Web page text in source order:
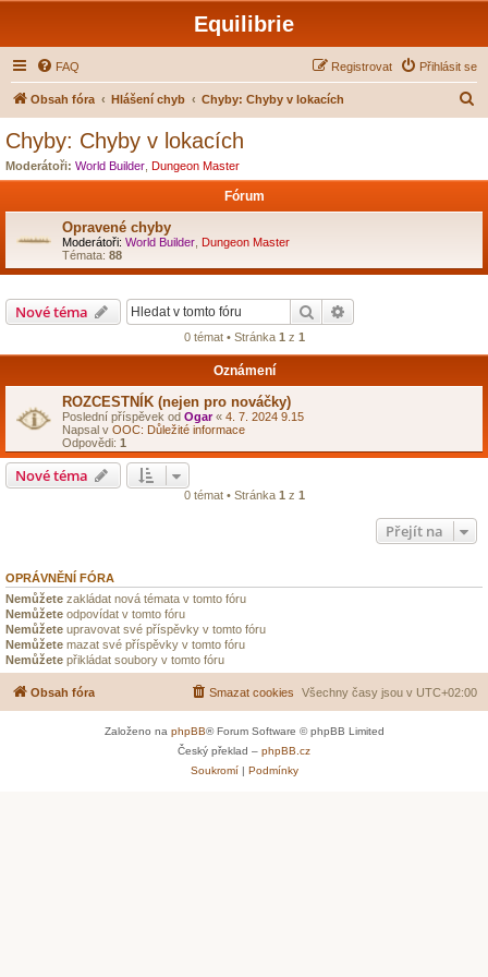
Equilibrie
FAQ Přihlásit se
Registrovat
Obsah fóra Hlášení chyb Chyby: Chyby v lokacích
Chyby: Chyby v lokacích
Moderátoři: World Builder Dungeon Master
Fórum
Opravené chyby
Moderátoři: World Builder Dungeon Master
Témata: 88
Nové téma Hledat
0 témat • Stránka 1 z 1
Oznámení
ROZCESTNÍK (nejen pro nováčky)
Poslední příspěvek od Ogar« 4. 7. 2024 9.15
Napsal v OOC: Důležité informace
Odpovědi: 1
Nové téma
0 témat • Stránka 1 z 1
Přejít na
OPRÁVNĚNÍ FÓRA
Nemůžete zakládat nová témata v tomto fóru
Nemůžete odpovídat v tomto fóru
Nemůžete upravovat své příspěvky v tomto fóru
Nemůžete mazat své příspěvky v tomto fóru
Nemůžete přikládat soubory v tomto fóru
Obsah fóra Všechny časy jsou v UTC+02:00
Smazat cookies
Založeno na phpBB® Forum Software © phpBB Limited
Český překlad – phpBB.cz
Soukromí| Podmínky